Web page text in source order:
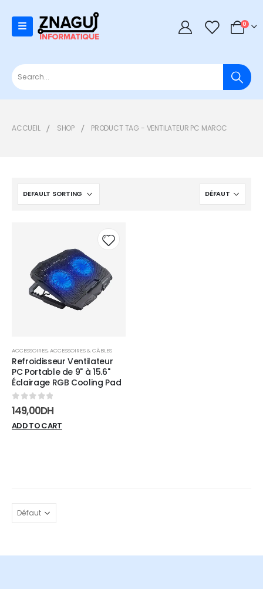
0 0
ACCUEIL SHOP PRODUCT TAG - VENTILATEUR PC MAROC
Add to
wishlist
ACCESSOIRES, ACCESSOIRES & CÂBLES
Refroidisseur Ventilateur
PC Portable de 9" à 15.6"
Éclairage RGB Cooling Pad
0 sur 5
149,00DH
ADD TO CART